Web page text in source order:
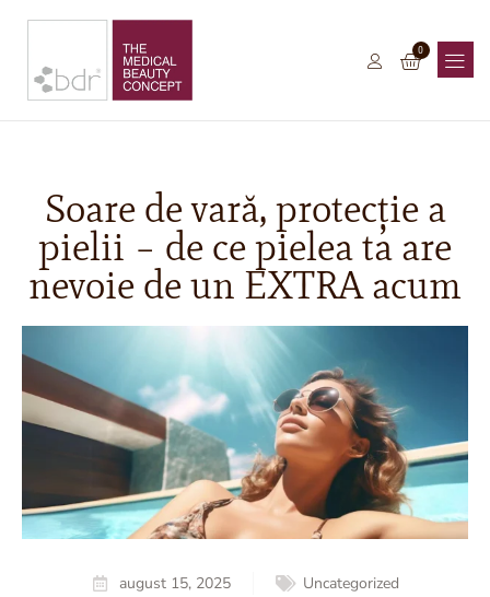
0
Soare de vară, protecție a
pielii – de ce pielea ta are
nevoie de un EXTRA acum
august 15, 2025 Uncategorized